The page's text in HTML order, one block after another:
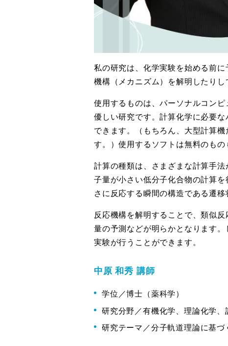
私の研究は、化学実験を始める前
機構（メカニズム）を解明したりし
使用するものは、パーソナルコン
優しい研究です。計算化学に必要
できます。（もちろん、大型計算
す。）使用するソフトは無料のも
計算の種類は、さまざまな計算手
子量が小さい低分子化合物の計算
さに反応する瞬間の構造である遷
反応機構を解明することで、類似
量の予測などが明らかとなります
実験が行うことができます。
中原 和秀 講師
学位／博士（薬科学）
研究分野／有機化学、理論化学、
研究テーマ／分子軌道理論に基